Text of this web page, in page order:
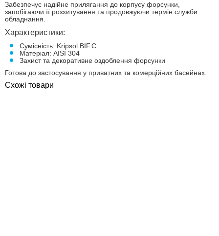
Забезпечує надійне прилягання до корпусу форсунки,
запобігаючи її розхитування та продовжуючи термін служби
обладнання.
Характеристики:
Сумісність: Kripsol BIF.C
Матеріал: AISI 304
Захист та декоративне оздоблення форсунки
Готова до застосування у приватних та комерційних басейнах.
Схожі товари